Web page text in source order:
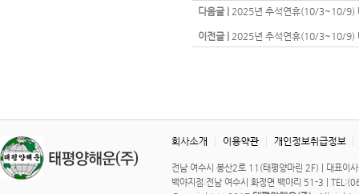
다음글 | 2025년 추석연휴(10/3~10/9)
이전글 | 2025년 추석연휴(10/3~10/9)
전남 여수시 봉산2로 11(태평양마린 2F) | 대표
백야지점:전남 여수시 화정면 백야리 51-3 |